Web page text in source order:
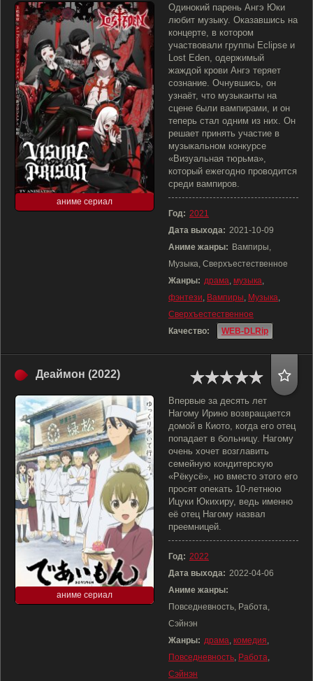
аниме сериал
Одинокий парень Ангэ Юки
любит музыку. Оказавшись на
концерте, в котором
участвовали группы Eclipse и
Lost Eden, одержимый
жаждой крови Ангэ теряет
сознание. Очнувшись, он
узнаёт, что музыканты на
сцене были вампирами, и он
теперь стал одним из них. Он
решает принять участие в
музыкальном конкурсе
«Визуальная тюрьма»,
который ежегодно проводится
среди вампиров.
Год: 2021
Дата выхода: 2021-10-09
Аниме жанры: Вампиры,
Музыка, Сверхъестественное
Жанры: драма, музыка,
фэнтези, Вампиры, Музыка,
Сверхъестественное
Качество:
WEB-DLRip
Деаймон (2022)
аниме сериал
Впервые за десять лет
Нагому Ирино возвращается
домой в Киото, когда его отец
попадает в больницу. Нагому
очень хочет возглавить
семейную кондитерскую
«Рёкусё», но вместо этого его
просят опекать 10-летнюю
Ицуки Юкихиру, ведь именно
её отец Нагому назвал
преемницей.
Год: 2022
Дата выхода: 2022-04-06
Аниме жанры:
Повседневность, Работа,
Сэйнэн
Жанры: драма, комедия,
Повседневность, Работа,
Сэйнэн